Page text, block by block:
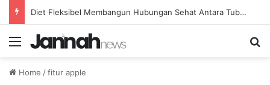
Diet Fleksibel Membangun Hubungan Sehat Antara Tubuh dan Makanan Sehari-hari
Menu
Home /fitur apple